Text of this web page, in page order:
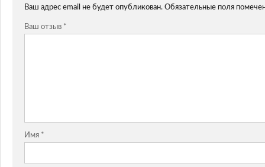
Ваш адрес email не будет опубликован. Обязательные поля
Ваш отзыв *
Имя *